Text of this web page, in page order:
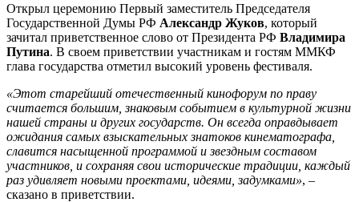
Открыл церемонию Первый заместитель Председателя
Государственной Думы РФ Александр Жуков, который
зачитал приветственное слово от Президента РФ Владимира
Путина. В своем приветствии участникам и гостям ММКФ
глава государства отметил высокий уровень фестиваля.
«Этот старейший отечественный кинофорум по праву
считается большим, знаковым событием в культурной жизни
нашей страны и других государств. Он всегда оправдывает
ожидания самых взыскательных знатоков кинематографа,
славится насыщенной программой и звездным составом
участников, и сохраняя свои исторические традиции, каждый
раз удивляет новыми проектами, идеями, задумками», –
сказано в приветствии.